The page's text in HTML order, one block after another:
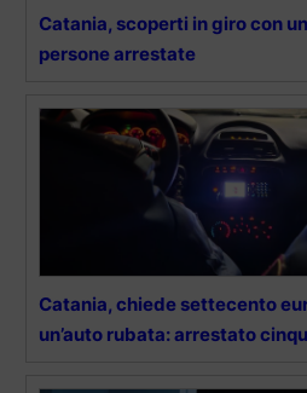
Catania, scoperti in giro con
persone arrestate
Catania, chiede settecento
un’auto rubata: arrestato